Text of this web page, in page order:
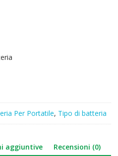
Per Portatile, Tipo di batteria
aggiuntive Recensioni (0)